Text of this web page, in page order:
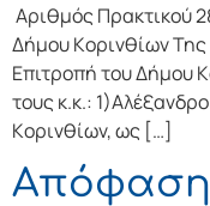
Αριθμός Πρακτικού
Δήμoυ Κoριvθίωv
Επιτρoπή τoυ Δήμoυ
τoυς κ.κ.:
Κoριvθίωv, ως […]
Απόφαση